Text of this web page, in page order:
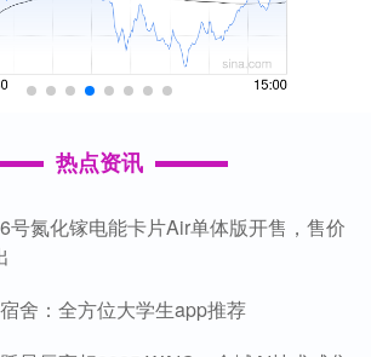
热点资讯
号氮化镓电能卡片Air单体版开售，售价
舍：全方位大学生app推荐